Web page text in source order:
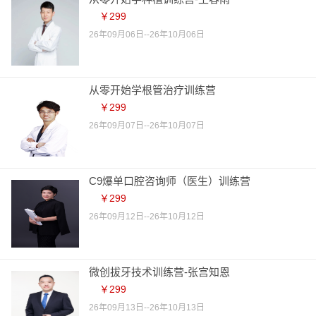
￥299
26年09月06日--26年10月06日
从零开始学根管治疗训练营
￥299
26年09月07日--26年10月07日
C9爆单口腔咨询师（医生）训练营
￥299
26年09月12日--26年10月12日
微创拔牙技术训练营-张宫知恩
￥299
26年09月13日--26年10月13日